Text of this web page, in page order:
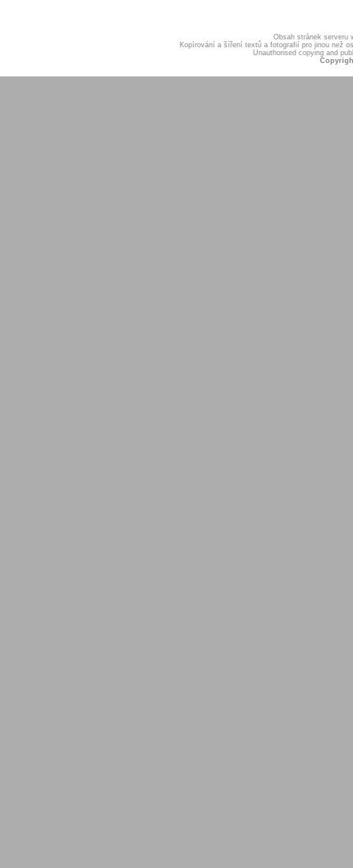
Obsah stránek serveru
Kopírování a šíření textů a fotografií pro jinou než
Unauthorised copying and